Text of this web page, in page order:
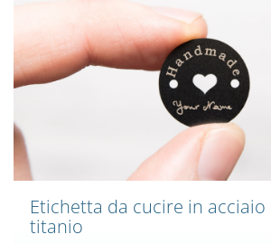
Etichetta da cucire in
titanio